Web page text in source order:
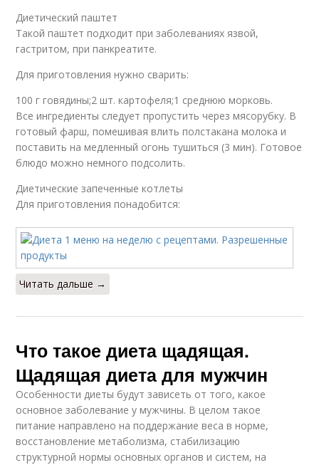
Диетический паштет
Такой паштет подходит при заболеваниях язвой,
гастритом, при панкреатите.
Для приготовления нужно сварить:
100 г говядины;2 шт. картофеля;1 среднюю морковь.
Все ингредиенты следует пропустить через мясорубку. В
готовый фарш, помешивая влить полстакана молока и
поставить на медленный огонь тушиться (3 мин). Готовое
блюдо можно немного подсолить.
Диетические запеченные котлеты
Для приготовления понадобится:
Читать дальше →
Что такое диета щадящая.
Щадящая диета для мужчин
Особенности диеты будут зависеть от того, какое
основное заболевание у мужчины. В целом такое
питание направлено на поддержание веса в норме,
восстановление метаболизма, стабилизацию
структурной нормы основных органов и систем, на